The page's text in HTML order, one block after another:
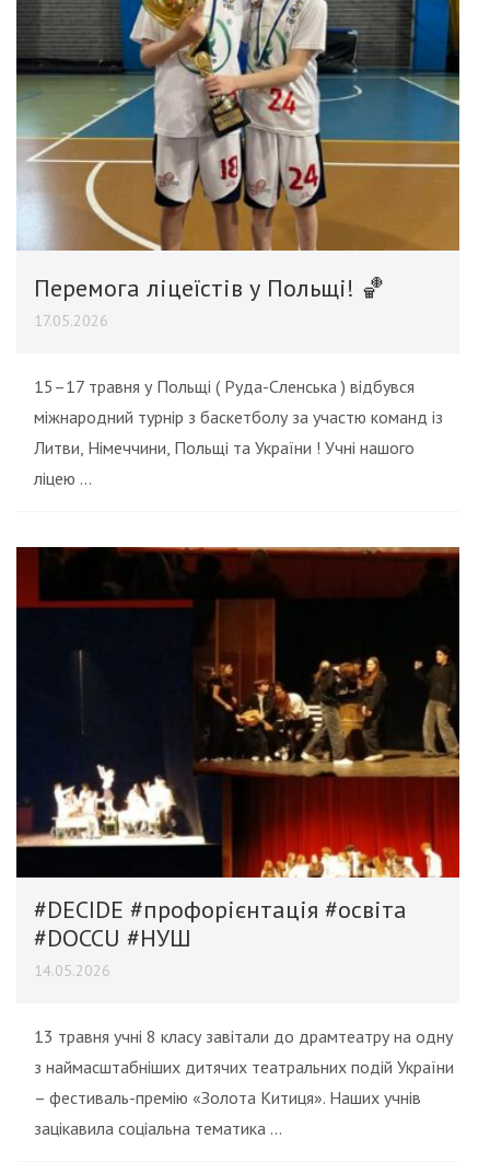
Перемога ліцеїстів у Польщі! 🏀
17.05.2026
15–17 травня у Польщі ( Руда-Сленська ) відбувся
міжнародний турнір з баскетболу за участю команд із
Литви, Німеччини, Польщі та України ! Учні нашого
ліцею …
#DECIDE #профорієнтація #освіта
#DOCCU #НУШ
14.05.2026
13 травня учні 8 класу завітали до драмтеатру на одну
з наймасштабніших дитячих театральних подій України
– фестиваль-премію «Золота Китиця». Наших учнів
зацікавила соціальна тематика …